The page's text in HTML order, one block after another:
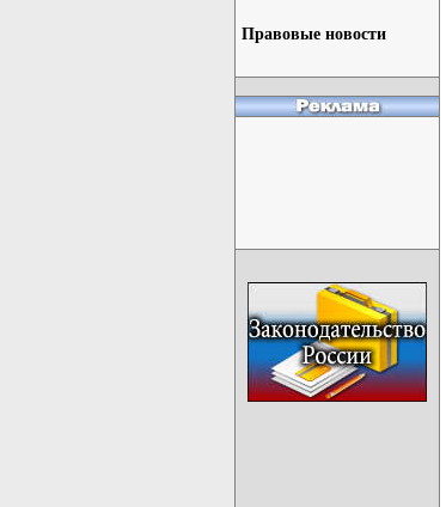
Правовые новости